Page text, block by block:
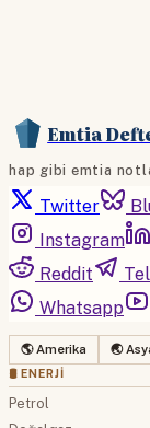
Emtia
hap gibi emtia
Twitter
Instagram
Reddit
Whatsapp
🌎 Amerika 🌏
🛢 ENERJI
Petrol